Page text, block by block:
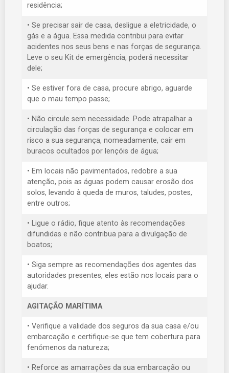
residência;
• Se precisar sair de casa, desligue a eletricidade, o
gás e a água. Essa medida contribui para evitar
acidentes nos seus bens e nas forças de segurança.
Leve o seu Kit de emergência, poderá necessitar
dele;
• Se estiver fora de casa, procure abrigo, aguarde
que o mau tempo passe;
• Não circule sem necessidade. Pode atrapalhar a
circulação das forças de segurança e colocar em
risco a sua segurança, nomeadamente, cair em
buracos ocultados por lençóis de água;
• Em locais não pavimentados, redobre a sua
atenção, pois as águas podem causar erosão dos
solos, levando à queda de muros, taludes, postes,
entre outros;
• Ligue o rádio, fique atento às recomendações
difundidas e não contribua para a divulgação de
boatos;
• Siga sempre as recomendações dos agentes das
autoridades presentes, eles estão nos locais para o
ajudar.
AGITAÇÃO MARÍTIMA
• Verifique a validade dos seguros da sua casa e/ou
embarcação e certifique-se que tem cobertura para
fenómenos da natureza;
• Reforce as amarrações da sua embarcação ou